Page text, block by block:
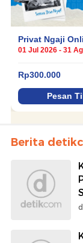
Berita